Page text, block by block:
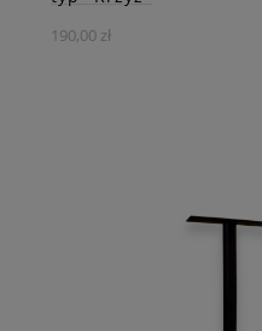
190,00 zł
"X" wpisanego w
który doda charakteru